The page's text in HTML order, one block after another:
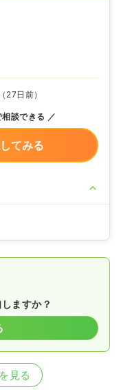
日前）
談できる
てみる
ますか？
見る